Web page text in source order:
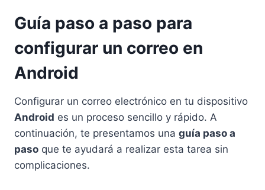
Guía paso a paso para
configurar un correo en
Android
Configurar un correo electrónico en tu dispositivo
Android es un proceso sencillo y rápido. A
continuación, te presentamos una guía paso a
paso que te ayudará a realizar esta tarea sin
complicaciones.